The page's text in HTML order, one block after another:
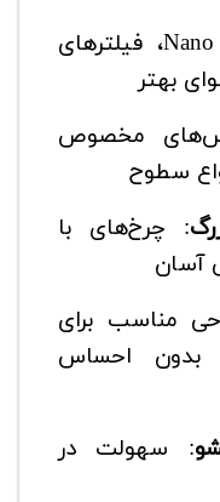
: هپا ۱۳ و Nano، فیلترهای
بهتر
مخصوص
سطوح
: چرخ‌های با
آسان
مناسب برای
بدون احساس
: سهولت در